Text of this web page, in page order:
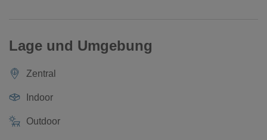
Lage und Umgebung
Zentral
Indoor
Outdoor